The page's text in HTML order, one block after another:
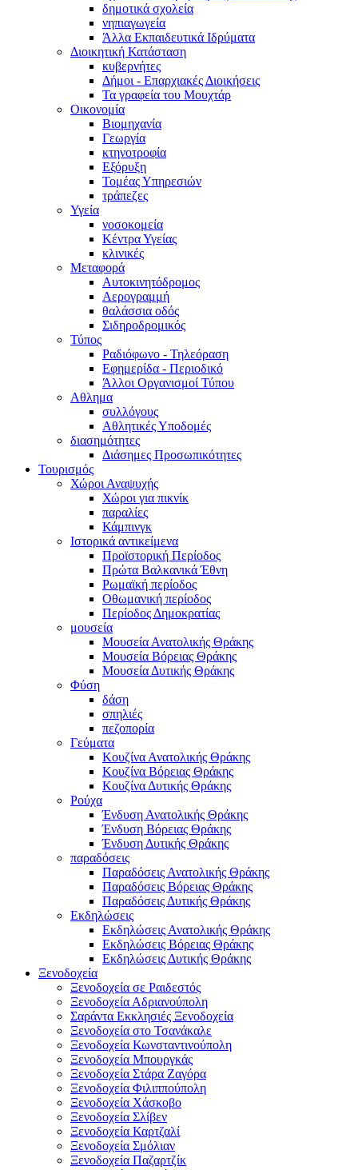
δημοτικά σχολεία
νηπιαγωγεία
Άλλα Εκπαιδευτικά Ιδρύματα
Διοικητική Κατάσταση
κυβερνήτες
Δήμοι - Επαρχιακές Διοικήσεις
Τα γραφεία του Μουχτάρ
Οικονομία
Βιομηχανία
Γεωργία
κτηνοτροφία
Εξόρυξη
Τομέας Υπηρεσιών
τράπεζες
Υγεία
νοσοκομεία
Κέντρα Υγείας
κλινικές
Μεταφορά
Αυτοκινητόδρομος
Αερογραμμή
θαλάσσια οδός
Σιδηροδρομικός
Τύπος
Ραδιόφωνο - Τηλεόραση
Εφημερίδα - Περιοδικό
Άλλοι Οργανισμοί Τύπου
Αθλημα
συλλόγους
Αθλητικές Υποδομές
διασημότητες
Διάσημες Προσωπικότητες
Τουρισμός
Χώροι Αναψυχής
Χώροι για πικνίκ
παραλίες
Κάμπινγκ
Ιστορικά αντικείμενα
Προϊστορική Περίοδος
Πρώτα Βαλκανικά Έθνη
Ρωμαϊκή περίοδος
Οθωμανική περίοδος
Περίοδος Δημοκρατίας
μουσεία
Μουσεία Ανατολικής Θράκης
Μουσεία Βόρειας Θράκης
Μουσεία Δυτικής Θράκης
Φύση
δάση
σπηλιές
πεζοπορία
Γεύματα
Κουζίνα Ανατολικής Θράκης
Κουζίνα Βόρειας Θράκης
Κουζίνα Δυτικής Θράκης
Ρούχα
Ένδυση Ανατολικής Θράκης
Ένδυση Βόρειας Θράκης
Ένδυση Δυτικής Θράκης
παραδόσεις
Παραδόσεις Ανατολικής Θράκης
Παραδόσεις Βόρειας Θράκης
Παραδόσεις Δυτικής Θράκης
Εκδηλώσεις
Εκδηλώσεις Ανατολικής Θράκης
Εκδηλώσεις Βόρειας Θράκης
Εκδηλώσεις Δυτικής Θράκης
Ξενοδοχεία
Ξενοδοχεία σε Ραιδεστός
Ξενοδοχεία Αδριανούπολη
Σαράντα Εκκλησιές Ξενοδοχεία
Ξενοδοχεία στο Τσανάκαλε
Ξενοδοχεία Κωνσταντινούπολη
Ξενοδοχεία Μπουργκάς
Ξενοδοχεία Στάρα Ζαγόρα
Ξενοδοχεία Φιλιππούπολη
Ξενοδοχεία Χάσκοβο
Ξενοδοχεία Σλίβεν
Ξενοδοχεία Καρτζαλί
Ξενοδοχεία Σμόλιαν
Ξενοδοχεία Παζαρτζίκ